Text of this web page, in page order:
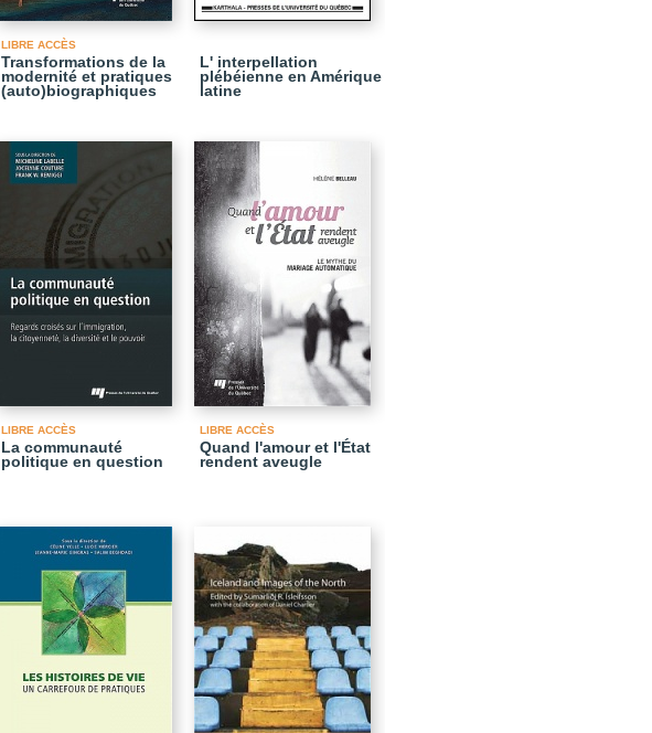
LIBRE ACCÈS
Transformations de la
modernité et pratiques
(auto)biographiques
L' interpellation
plébéienne en Amérique
latine
LIBRE ACCÈS
La communauté
politique en question
LIBRE ACCÈS
Quand l'amour et l'État
rendent aveugle